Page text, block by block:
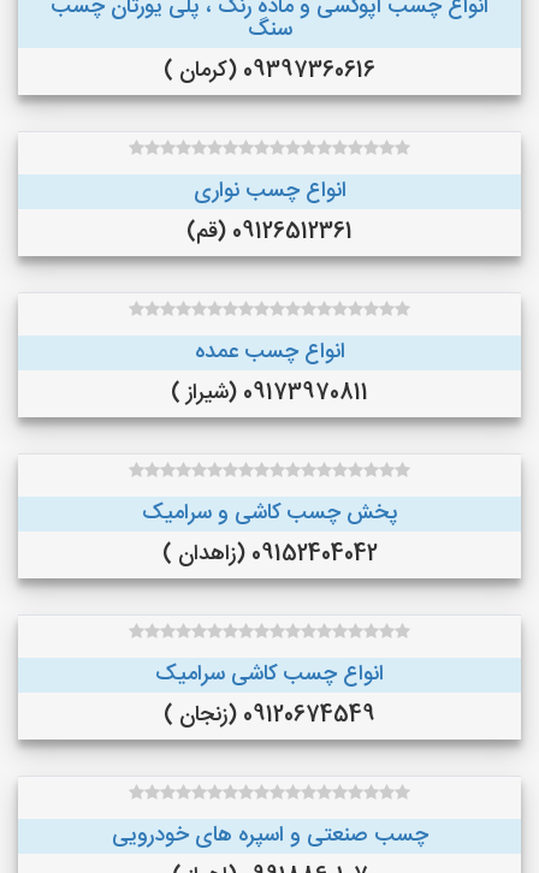
انواع چسب اپوکسی و ماده رنگ ، پلی یورتان چسب
سنگ
09397360616 (کرمان )
انواع چسب نواری
09126512361 (قم)
انواع چسب عمده
09173970811 (شیراز )
پخش چسب کاشی و سرامیک
09152404042 (زاهدان )
انواع چسب کاشی سرامیک
09120674549 (زنجان )
چسب صنعتی و اسپره های خودرویی